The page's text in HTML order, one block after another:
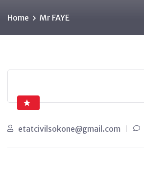
Home Mr FAYE
etatcivilsokone@gmail.com